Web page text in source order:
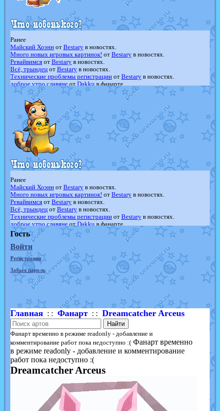
Ранее
Майский Хоэннот Bestaryв новостях.
Много новых игровых картинок! от Bestaryв новостях.
Ревайвимсяот Bestaryв новостях.
Всё, трындецот Bestaryв новостях.
Технические проблемы регистрацииот Bestaryв новостях.
доброе утро славянеот Dakku в фанарте.
Йолда и Мимикью отMavisNyanCatв фанарте.
Недовольный котомангуст
в фанарте.
The Dark Wishmaker
отRandomon
шадоу спиритомб
отilovearceus
в фанарте.
траббишотilovearceusв фанарте.
Raging BoltотGraceDaFox
в фанарте.
Shadow mismagiusотJOK_julia
в фанарте.
художникотvicavicaв фанарте.
Ранее
Майский Хоэннот Bestaryв новостях.
Много новых игровых картинок! от Bestaryв новостях.
Ревайвимсяот Bestaryв новостях.
Всё, трындецот Bestaryв новостях.
Технические проблемы регистрацииот Bestaryв новостях.
доброе утро славянеот Dakku в фанарте.
Йолда и МимикьюотMavisNyanCatв фанарте.
Недовольный котомангуст
в фанарте.
The Dark Wishmaker
отRandomon
шадоу спиритомб
отilovearceus
в фанарте.
траббишотilovearceusв фанарте.
Raging BoltотGraceDaFox
Shadow mismagiusотJOK_julia
в фанарте.
художникот vicavicaв фанарте.
Гость
Войти
Регистрация
Забыл пароль
Главная: : Фанарт: : Dreamcatcher Arceus
Найти
Фанарт временно в режиме readonly - добавление и
комментирование работ пока недоступно :( Фанарт временно
в режиме readonly - добавление и комментирование
работ пока недоступно :(
Dreamcatcher Arceus